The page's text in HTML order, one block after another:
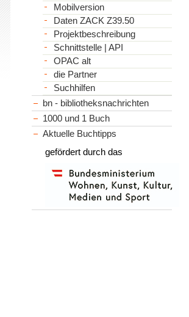
Mobilversion
Daten ZACK Z39.50
Projektbeschreibung
Schnittstelle | API
OPAC alt
die Partner
Suchhilfen
bn - bibliotheksnachrichten
1000 und 1 Buch
Aktuelle Buchtipps
gefördert durch das